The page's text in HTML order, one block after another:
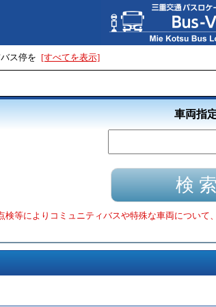
ス停を [すべてを表示]
車両指
検等によりコミュニティバスや特殊な車両について